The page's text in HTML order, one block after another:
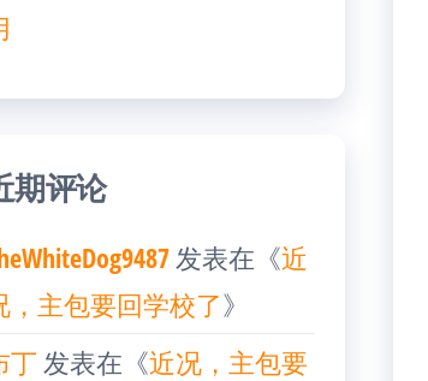
期评论
发表在《近
，主包要回学校了》
丁发表在《近况，主包要